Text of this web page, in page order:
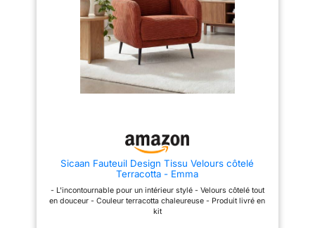
Sicaan Fauteuil Design Tissu Velours côtelé
Terracotta - Emma
- L'incontournable pour un intérieur stylé - Velours côtelé tout
en douceur - Couleur terracotta chaleureuse - Produit livré en
kit